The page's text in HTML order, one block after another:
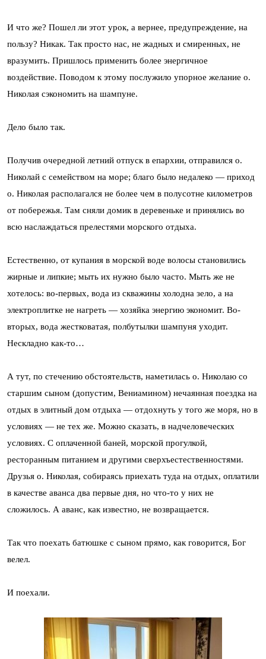
И что же? Пошел ли этот урок, а вернее, предупреждение, на
пользу? Никак. Так просто нас, не жадных и смиренных, не
вразумить. Пришлось применить более энергичное
воздействие. Поводом к этому послужило упорное желание о.
Николая сэкономить на шампуне.
Дело было так.
Получив очередной летний отпуск в епархии, отправился о.
Николай с семейством на море; благо было недалеко — приход
о. Николая располагался не более чем в полусотне километров
от побережья. Там сняли домик в деревеньке и принялись во
всю наслаждаться прелестями морского отдыха.
Естественно, от купания в морской воде волосы становились
жирные и липкие; мыть их нужно было часто. Мыть же не
хотелось: во-первых, вода из скважины холодна зело, а на
электроплитке не нагреть — хозяйка энергию экономит. Во-
вторых, вода жестковатая, полбутылки шампуня уходит.
Нескладно как-то…
А тут, по стечению обстоятельств, наметилась о. Николаю со
старшим сыном (допустим, Вениамином) нечаянная поездка на
отдых в элитный дом отдыха — отдохнуть у того же моря, но в
условиях — не тех же. Можно сказать, в надчеловеческих
условиях. С оплаченной баней, морской прогулкой,
ресторанным питанием и другими сверхъестественностями.
Друзья о. Николая, собираясь приехать туда на отдых, оплатили
в качестве аванса два первые дня, но что-то у них не
сложилось. А аванс, как известно, не возвращается.
Так что поехать батюшке с сыном прямо, как говорится, Бог
велел.
И поехали.